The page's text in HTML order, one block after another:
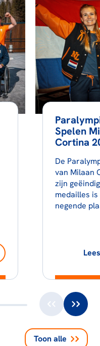
Spelen
Cortina
De
van Milaan
zijn
medailles is
negende
Toon alle